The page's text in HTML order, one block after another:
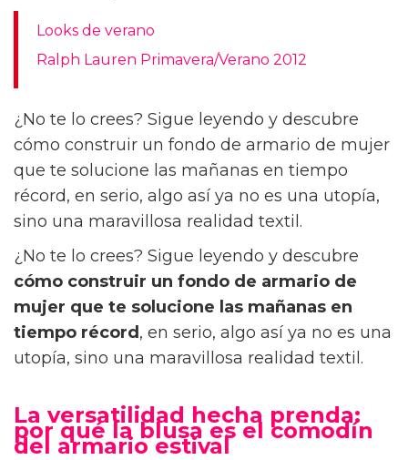
Looks de verano
Ralph Lauren Primavera/Verano 2012
¿No te lo crees? Sigue leyendo y descubre
cómo construir un fondo de armario de mujer
que te solucione las mañanas en tiempo
récord, en serio, algo así ya no es una utopía,
sino una maravillosa realidad textil.
¿No te lo crees? Sigue leyendo y descubre
cómo construir un fondo de armario de
mujer que te solucione las mañanas en
tiempo récord , en serio, algo así ya no es una
utopía, sino una maravillosa realidad textil.
La versatilidad hecha prenda:
por qué la blusa es el comodín
del armario estival